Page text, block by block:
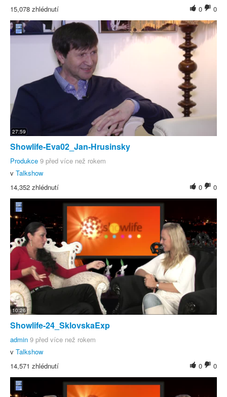
0
0
15,078 zhlédnutí
27:59
Showlife-Eva02_Jan-Hrusinsky
Produkce 9 před více než rokem
v Talkshow
0
0
14,352 zhlédnutí
10:26
Showlife-24_SklovskaExp
admin 9 před více než rokem
v Talkshow
0
0
14,571 zhlédnutí